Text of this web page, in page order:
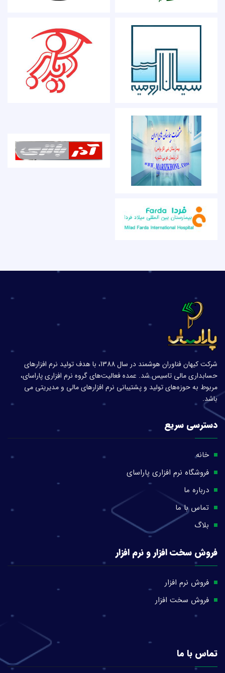
شرکت کیهان فناوران هوشمند در سال 1388، با هدف تولید نرم افزار‌های
حسابداری مالی تاسیس شد. عمده فعالیت‌های گروه نرم افزاری پاراسای،
مربوط به حوزه‌های تولید و پشتیبانی نرم افزارهای مالی و مدیریتی می
باشد.
دسترسی سریع
خانه
فروشگاه نرم افزاری پاراسای
درباره ما
تماس با ما
بلاگ
فروش سخت افزار و نرم افزار
فروش نرم افزار
فروش سخت افزار
تماس با ما